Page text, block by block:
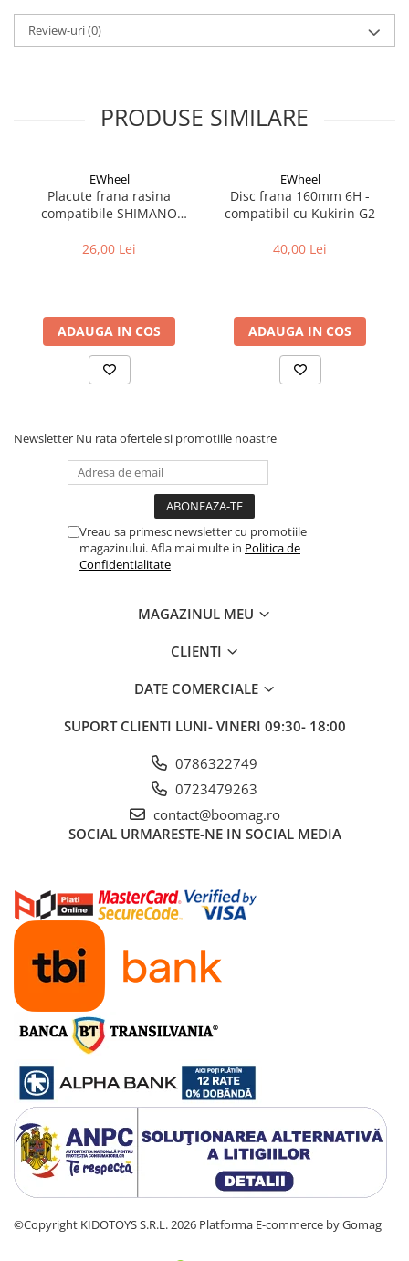
Pedale bicicleta
Cuvete bicicleta
Frana bicicleta
Discuri frana bicicleta
Saboti frana bicicleta
Adaptoare frana bicicleta
Frane pe disc
Roti bicicleta
Spite
Jante bicicleta
Fond de janta
Sei si tija sa bicicleta
Coliere si cleme sa
Angrenaje bicicleta
Schimbator de viteze bicicleta
Manete schimbator si frana
Manete frana bicicleta
Manete mixte frana - schimbator
Rulmenti si coronite
Echipament ciclism
Ochelari
Casca bicicleta
Protectii
Sosete
Rucsaci si borsete ciclism
Manusi bicicleta
Pantofi ciclism
Imbracaminte ciclism barbati
Imbracaminte ciclism copii
Review-uri(0)
PRODUSE SIMILARE
EWheel
Placute frana rasina
compatibile SHIMANO
G2/G4 2025)
26,00 Lei
ADAUGA IN COS
EWheel
Disc frana 160mm 6H -
compatibil cu Kukirin G2
40,00 Lei
ADAUGA IN COS
Newsletter Nu rata ofertele si promotiile noastre
Vreau sa primesc newsletter cu promotiile
magazinului. Afla mai multe in Politica de
Confidentialitate
MAGAZINUL MEU
CLIENTI
DATE COMERCIALE
SUPORT CLIENTI LUNI- VINERI 09:30- 18:00
0786322749
0723479263
contact@boomag.ro
SOCIAL URMARESTE-NE IN SOCIAL MEDIA
©Copyright KIDOTOYS S.R.L. 2026 Platforma E-commerce by Gomag